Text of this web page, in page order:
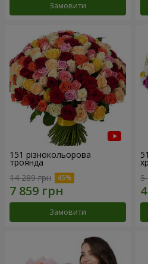
Замовити
151 різнокольорова
троянда
14 289 грн
Замовити
5